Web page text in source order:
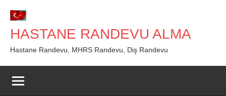
geç
HASTANE RANDEVU ALMA
Hastane Randevu, MHRS Randevu, Diş Randevu